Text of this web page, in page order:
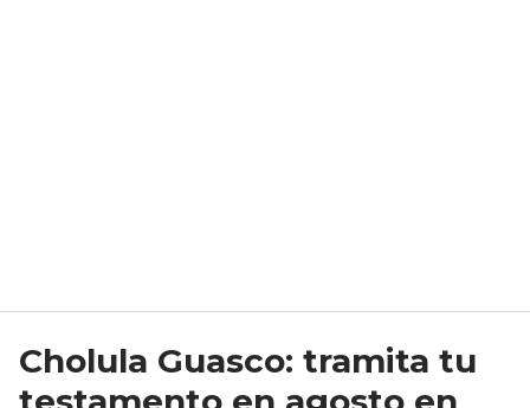
Cholula Guasco: tramita tu